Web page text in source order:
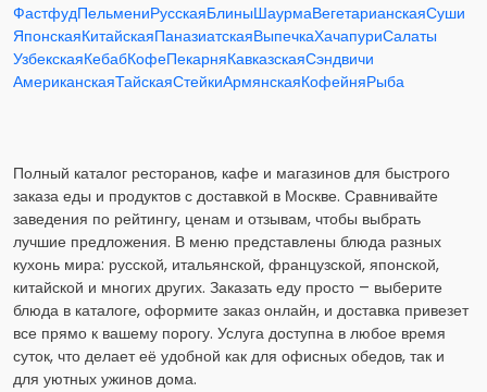
ФастфудПельмениРусскаяБлиныШаурмаВегетарианскаяСуши
ЯпонскаяКитайскаяПаназиатскаяВыпечкаХачапуриСалаты
УзбекскаяКебабКофеПекарняКавказскаяСэндвичи
АмериканскаяТайскаяСтейкиАрмянскаяКофейняРыба
Полный каталог ресторанов, кафе и магазинов для быстрого
заказа еды и продуктов с доставкой в Москве. Сравнивайте
заведения по рейтингу, ценам и отзывам, чтобы выбрать
лучшие предложения. В меню представлены блюда разных
кухонь мира: русской, итальянской, французской, японской,
китайской и многих других. Заказать еду просто – выберите
блюда в каталоге, оформите заказ онлайн, и доставка привезет
все прямо к вашему порогу. Услуга доступна в любое время
суток, что делает её удобной как для офисных обедов, так и
для уютных ужинов дома.